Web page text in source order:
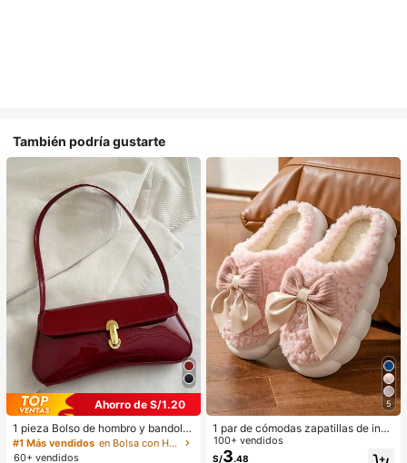
También podría gustarte
Ahorro de S/1.20
1 pieza Bolso de hombro y bandoler
a de cuero sintético aceitado retro
para mujer, adecuado para citas, sa
#1 Más vendidos
en Bolsa con Herrajes dorados
60+ vendidos
5
1 par de cómodas zapatillas de invi
erno para mujer, con forro de peluc
he con lazo, suela gruesa antidesliz
100+ vendidos
S/3.48